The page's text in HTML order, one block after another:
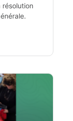
résolution